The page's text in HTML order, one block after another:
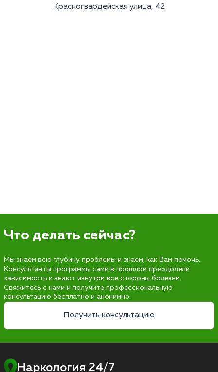
Красногвардейская улица, 42
Что делать сейчас?
Мы знаем всю глубину проблемы и знаем, как Вам помочь.
Консультанты программы сами в прошлом преодолели
зависимость и знают изнутри все стороны болезни.
Свяжитесь с нами и получите профессиональную
консультацию бесплатно и анонимно.
Получить консультацию
Наркология 24/7